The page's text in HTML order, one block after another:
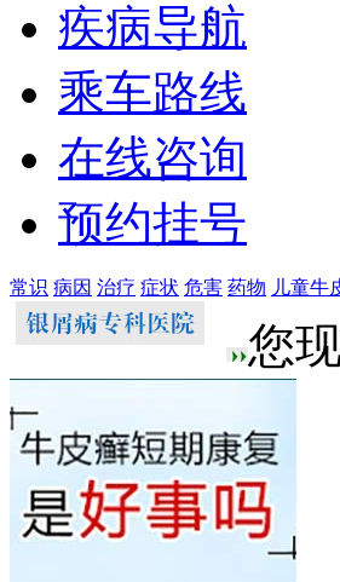
疾病导航
乘车路线
在线咨询
预约挂号
常识 病因 治疗 症状 危害 药物 儿童牛
您